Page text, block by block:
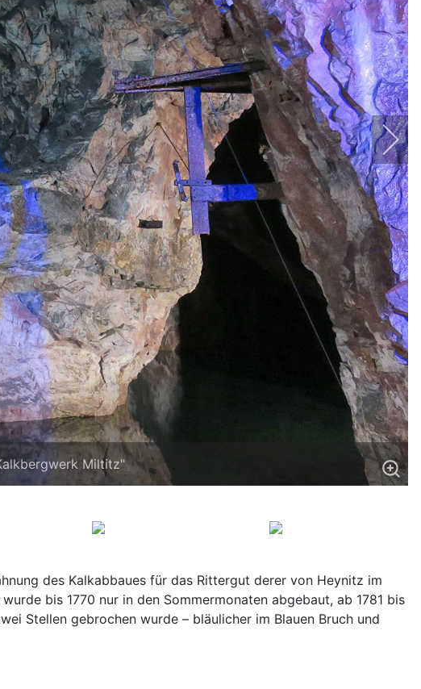
Miltitz"
des Kalkabbaues für das Rittergut derer von Heynitz im
bis 1770 nur in den Sommermonaten abgebaut, ab 1781 bis
Stellen gebrochen wurde – bläulicher im Blauen Bruch und